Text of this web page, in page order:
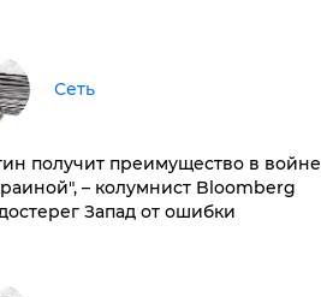
Сеть
получит преимущество в войне
– колумнист Bloomberg
Запад от ошибки